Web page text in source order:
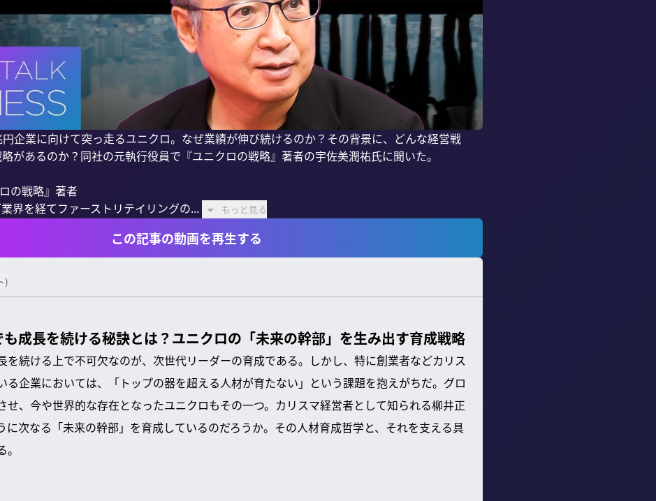
企業に向けて突っ走るユニクロ。なぜ業績が伸び続けるのか？その背景に、どんな経営戦
があるのか？同社の元執行役員で『ユニクロの戦略』著者の宇佐美潤祐氏に聞いた。
の戦略』著者
界を経てファーストリテイリングの...
もっと見る
この記事の動画を再生する
)
も成長を続ける秘訣とは？ユニクロの「未来の幹部」を生み出す育成戦略
を続ける上で不可欠なのが、次世代リーダーの育成である。しかし、特に創業者などカリス
る企業においては、「トップの器を超える人材が育たない」という課題を抱えがちだ。グロ
せ、今や世界的な存在となったユニクロもその一つ。カリスマ経営者として知られる柳井正
に次なる「未来の幹部」を育成しているのだろうか。その人材育成哲学と、それを支える具